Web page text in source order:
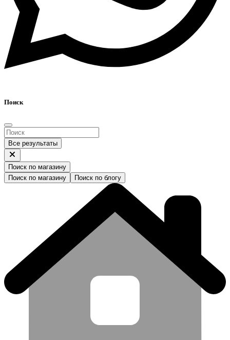
Поиск
Все результаты
Поиск по магазину
Поиск по магазину
Поиск по блогу